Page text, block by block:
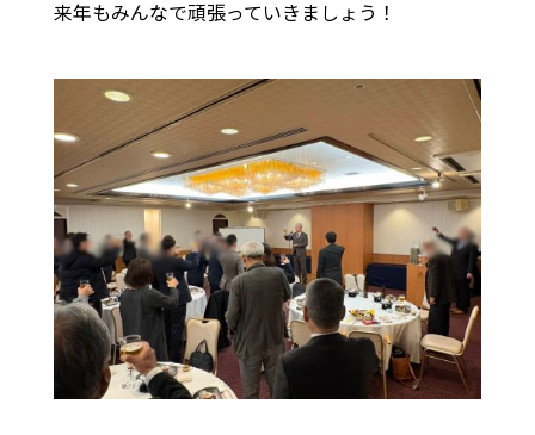
来年もみんなで頑張っていきましょう！